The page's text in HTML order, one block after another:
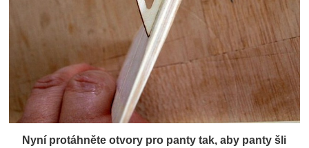
Nyní protáhněte otvory pro panty tak, aby panty šli